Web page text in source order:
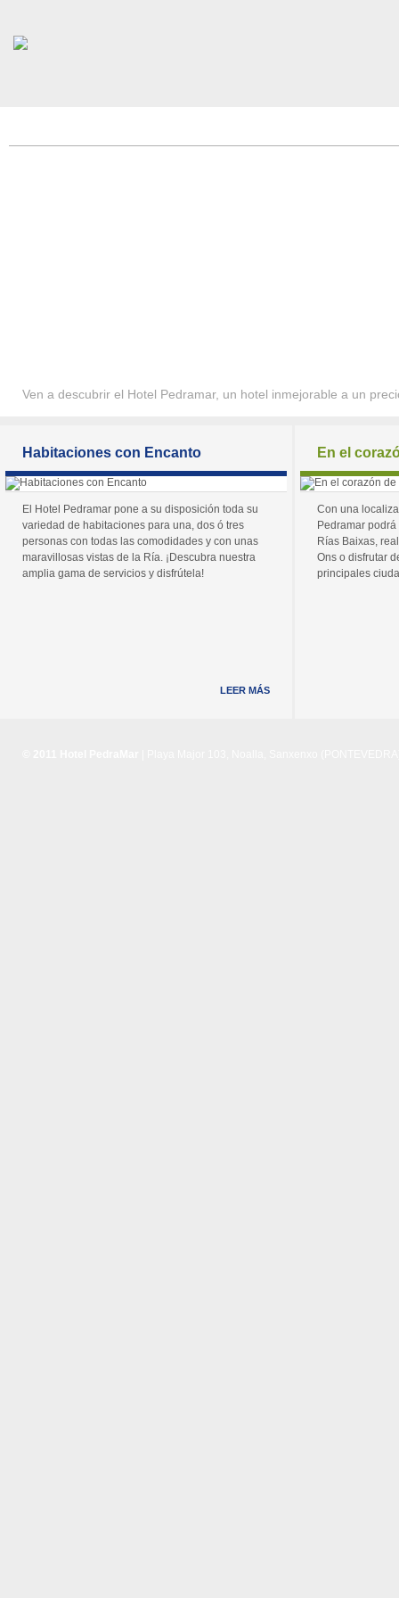
Ven a descubrir el Hotel Pedramar, un hotel inmejorable a un
Habitaciones con Encanto
El Hotel Pedramar pone a su disposición toda su
variedad de habitaciones para una, dos ó tres
personas con todas las comodidades y con unas
maravillosas vistas de la Ría. ¡Descubra nuestra
amplia gama de servicios y disfrútela!
LEER MÁS
En el
Con una
Pedramar
Rías Baixas,
Ons o disfrutar
principales